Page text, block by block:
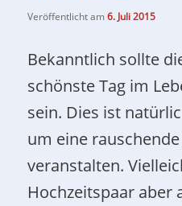
Veröffentlicht am6. Juli 2015
Bekanntlich sollte
schönste Tag im
sein. Dies ist
um eine
veranstalten.
Hochzeitspaar aber